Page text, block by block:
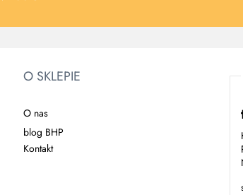
O SKLEPIE
O nas
blog BHP
Kontakt